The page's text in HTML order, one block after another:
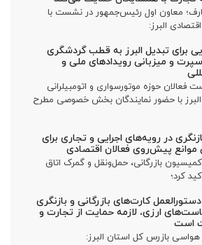
معاون اول رئیس‌جمهور در نشست با
البرز:
برای تبدیل البرز به قطب گردشگری
و میزبانی رویدادهای ملی و
فعالان حوزه موتورسواری و اتومبیلرانی
با حضور نمایندگان بخش خصوصی مطرح
در رویه‌های اجرایی و تجاری برای
پیش‌روی فعالان اقتصادی
بازرگانی، حمل‌ونقل و گمرک اتاق
کرد؛
کارت‌های بازرگانی و بازنگری
ارزی، لازمه حمایت از تجارت و
است
بازرس کل استان البرز: